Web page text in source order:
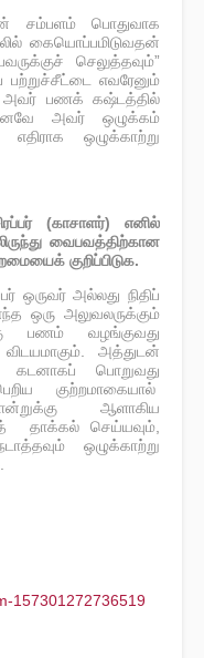
சம்பளம் பொதுவாக
கையொப்பமிடுவதன்
செலுத்தவும்”
பற்றுச்சீட்டை எவரேனும்
அவர் பணக் கஷ்டத்தில்
எனவே அவர் ஒழுக்கம்
ஒழுக்காற்று
(காசாளர்) எனில்
வைபவத்திற்கான
குறிப்பிடுக.
ஒருவர் அல்லது நிதிப்
ஒரு அலுவலருக்கும்
பணம் வழங்குவது
அத்துடன்
கடனாகப் பொறுவது
குற்றமாகையால்
ஆளாகிய
தாக்கல் செய்யவும்,
ஒழுக்காற்று
157301272736519